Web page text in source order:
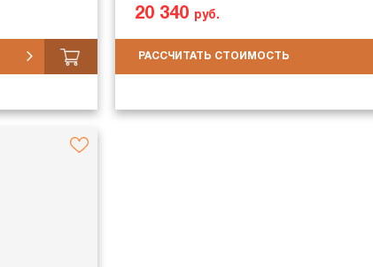
20 340 руб.
РАССЧИТАТЬ СТОИМОСТЬ